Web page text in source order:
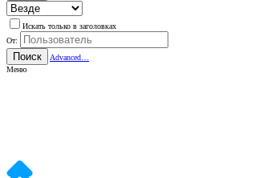
Искать только в заголовках
От:
Поиск
Advanced…
Меню